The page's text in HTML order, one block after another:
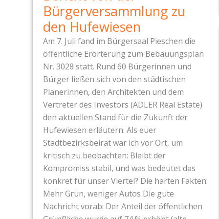
A
S
T
E
N
I
S
T
E
I
N
E
E
I
N
D
Bürgerversammlung zu
den Hufewiesen
Am 7. Juli fand im Bürgersaal Pieschen die
öffentliche Erörterung zum Bebauungsplan
Nr. 3028 statt. Rund 60 Bürgerinnen und
Bürger ließen sich von den städtischen
Planerinnen, den Architekten und dem
Vertreter des Investors (ADLER Real Estate)
den aktuellen Stand für die Zukunft der
Hufewiesen erläutern. Als euer
Stadtbezirksbeirat war ich vor Ort, um
kritisch zu beobachten: Bleibt der
Kompromiss stabil, und was bedeutet das
konkret für unser Viertel? Die harten Fakten:
Mehr Grün, weniger Autos Die gute
Nachricht vorab: Der Anteil der öffentlichen